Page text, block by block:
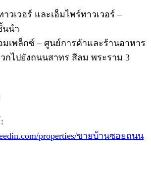
วเวอร์ และเอ็มไพร์ทาวเวอร์ –
นนำ
มเพล็กซ์ – ศูนย์การค้าและร้านอาหาร
วกไปยังถนนสาทร สีลม พระราม 3
properties/ขายบ้านซอยถนน